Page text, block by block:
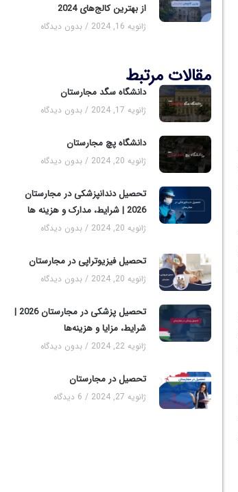
از بهترین کالج‌های 2024
ژانویه 16, 2024 بدون دیدگاه
مقالات مرتبط
دانشگاه سگد مجارستان
ژانویه 17, 2024 بدون دیدگاه
دانشگاه پچ مجارستان
ژانویه 20, 2024 بدون دیدگاه
تحصیل دندانپزشکی در مجارستان
2026 | شرایط، مدارک و هزینه‌ ها
ژانویه 20, 2024 بدون دیدگاه
تحصیل فیزیوتراپی در مجارستان
ژانویه 20, 2024 بدون دیدگاه
تحصیل پزشکی در مجارستان 2026 |
شرایط، مزایا و هزینه‌ها
ژانویه 22, 2024 بدون دیدگاه
تحصیل در مجارستان
ژانویه 27, 2024